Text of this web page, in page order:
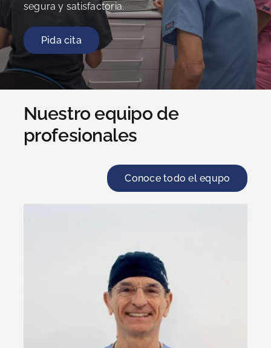
segura y satisfactoria.
Pida cita
Nuestro equipo de
profesionales
Conoce todo el equpo